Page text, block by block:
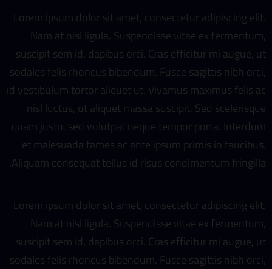
Lorem ipsum dolor sit amet, consectetur adipiscing elit.
Nam at nisl ligula. Suspendisse vitae ex fermentum,
suscipit sem id, dapibus orci. Cras efficitur mi augue, ut
sodales felis rhoncus bibendum. Fusce sagittis nibh orci,
id vestibulum tortor aliquet ut. Vivamus maximus felis ac
nisl luctus, ut aliquet massa suscipit. Sed scelerisque
quam justo, sed volutpat neque tempor porta. Interdum
et malesuada fames ac ante ipsum primis in faucibus.
Aliquam consequat tellus id risus condimentum fringilla.
Lorem ipsum dolor sit amet, consectetur adipiscing elit.
Nam at nisl ligula. Suspendisse vitae ex fermentum,
suscipit sem id, dapibus orci. Cras efficitur mi augue, ut
sodales felis rhoncus bibendum. Fusce sagittis nibh orci,